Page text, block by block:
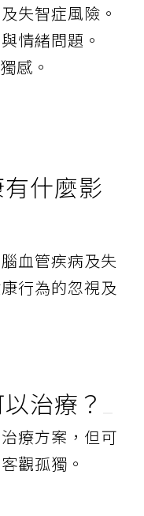
失智症風險。
情緒問題。
感。
什麼影
血管疾病及失
行為的忽視及
治療？
療方案，但可
觀孤獨。